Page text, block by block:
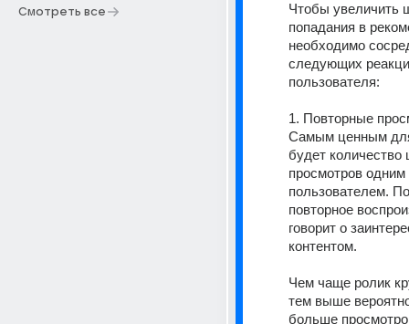
Смотреть все
Чтобы увеличить
попадания в
необходимо
следующих
пользователя:
1. Повторные
Самым ценным
будет количество
просмотров одним
пользователем.
повторное
говорит о
контентом.
Чем чаще ролик
тем выше
больше